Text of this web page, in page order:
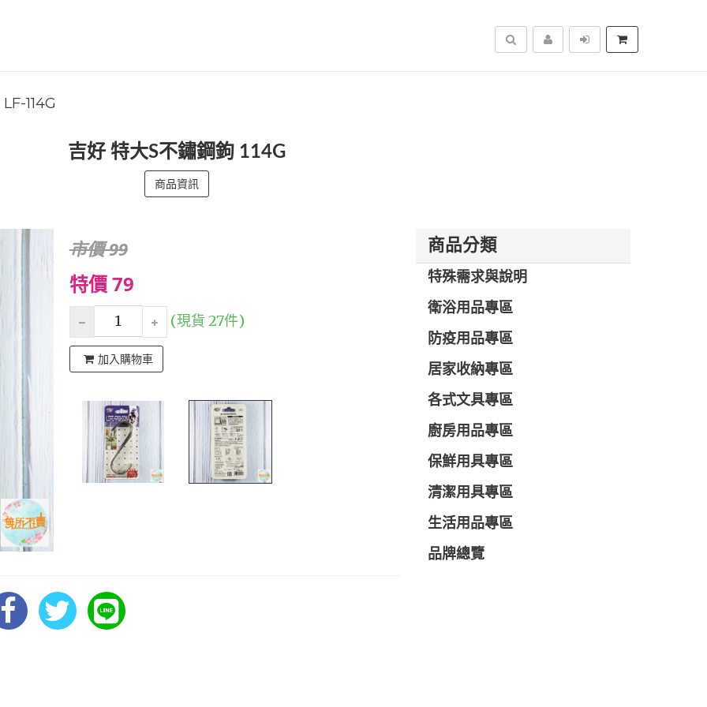
搜尋
LF-114G
吉好 特大S不鏽鋼鉤 114G
商品資訊
市價 99
特價 79
(現貨 27件)
加入購物車
商品分類
特殊需求與說明
衛浴用品專區
防疫用品專區
居家收納專區
各式文具專區
廚房用品專區
保鮮用具專區
清潔用具專區
生活用品專區
品牌總覽